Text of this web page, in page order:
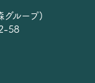
グループ)
58